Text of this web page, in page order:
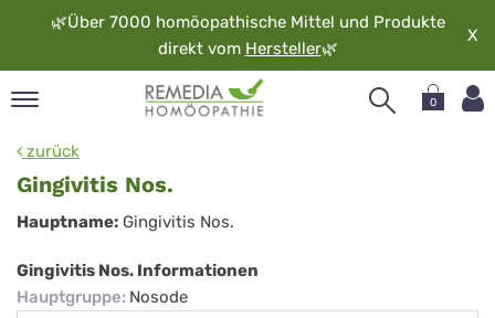
🌿Über 7000 homöopathische Mittel und Produkte
direkt vom Hersteller🌿
X
0
zurück
Gingivitis Nos.
Gingivitis
Nos.
Hauptname: Gingivitis Nos.
Gingivitis Nos. Informationen
Hauptgruppe: Nosode